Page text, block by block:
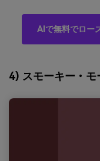
AIで無料でロー
4) スモーキー・モ